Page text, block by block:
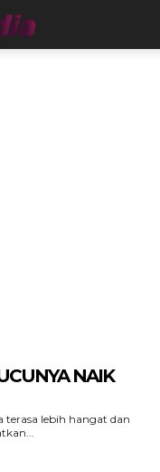
NAIK
terasa lebih hangat dan